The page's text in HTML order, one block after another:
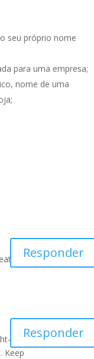
seu próprio nome
para uma empresa;
nome de uma
Responder
Keep
Responder